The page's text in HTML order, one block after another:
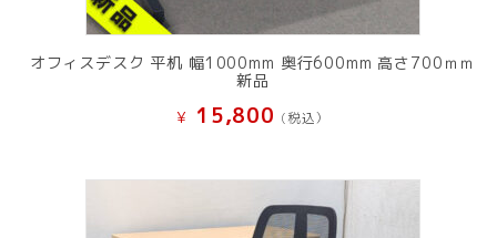
オフィスデスク 平机 幅1000mm 奥行600mm 高さ700ｍｍ
新品
¥ 15,800 (税込）